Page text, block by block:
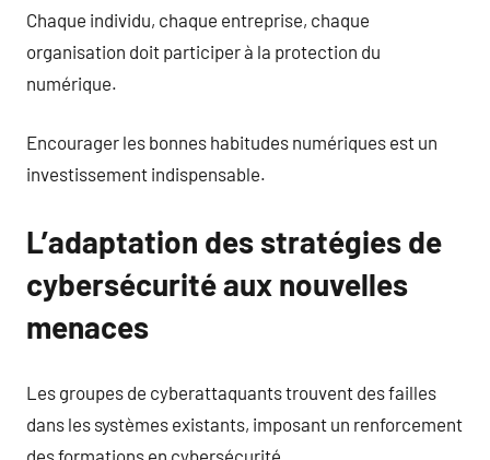
Chaque individu, chaque entreprise, chaque
organisation doit participer à la protection du
numérique.
Encourager les bonnes habitudes numériques est un
investissement indispensable.
L’adaptation des stratégies de
cybersécurité aux nouvelles
menaces
Les groupes de cyberattaquants trouvent des failles
dans les systèmes existants, imposant un renforcement
des formations en cybersécurité.